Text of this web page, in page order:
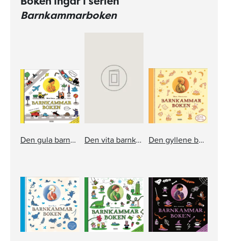
Barnkammarboken
Den gula barnkammarboken inkl cd Den vita barnkammarboken inkl cd Den gyllene barnkammarboken inkl cd